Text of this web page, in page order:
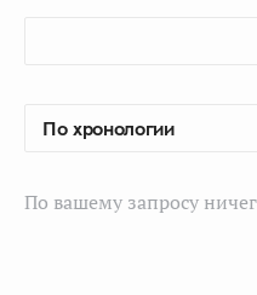
По вашему запросу